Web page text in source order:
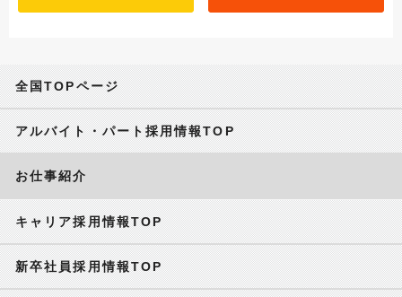
全国TOPページ
アルバイト・パート採用情報TOP
お仕事紹介
キャリア採用情報TOP
新卒社員採用情報TOP